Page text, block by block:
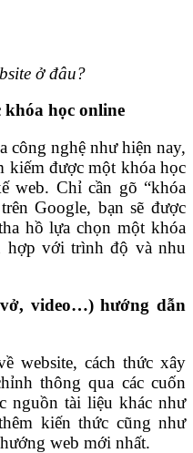
ở đâu?
khóa học online
công nghệ như hiện nay,
kiếm được một khóa học
web. Chỉ cần gõ “khóa
Google, bạn sẽ được
hồ lựa chọn một khóa
hợp với trình độ và nhu
video…) hướng dẫn
website, cách thức xây
thông qua các cuốn
nguồn tài liệu khác như
kiến thức cũng như
web mới nhất.